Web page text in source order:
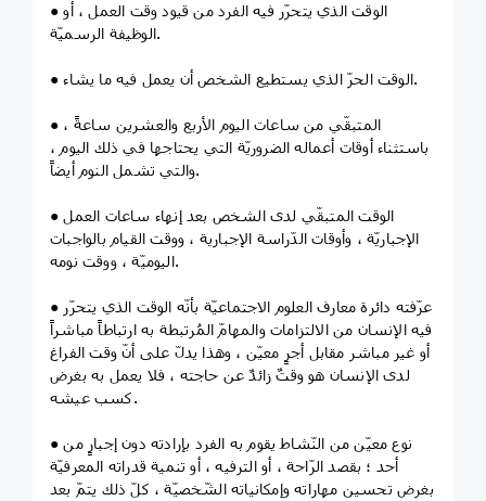
● الوقت الذي يتحرّر فيه الفرد من قيود وقت العمل ، أو
الوظيفة الرسميّة.
● الوقت الحرّ الذي يستطيع الشخص أن يعمل فيه ما يشاء.
● المتبقّي من ساعات اليوم الأربع والعشرين ساعةً ،
باستثناء أوقات أعماله الضروريّة التي يحتاجها في ذلك اليوم ،
والتي تشمل النوم أيضاً.
● الوقت المتبقّي لدى الشخص بعد إنهاء ساعات العمل
الإجباريّة ، وأوقات الدّراسة الإجبارية ، ووقت القيام بالواجبات
اليوميّة ، ووقت نومه.
● عرّفته دائرة معارف العلوم الاجتماعيّة بأنّه الوقت الذي يتحرّر
فيه الإنسان من الالتزامات والمهامّ المُرتبطة به ارتباطاً مباشراً
أو غير مباشر مقابل أجرٍ معيّن ، وهذا يدلّ على أنّ وقت الفراغ
لدى الإنسان هو وقتٌ زائدٌ عن حاجته ، فلا يعمل به بغرض
كسب عيشه.
● نوع معيّن من النّشاط يقوم به الفرد بإرادته دون إجبارٍ من
أحد ؛ بقصد الرّاحة ، أو الترفيه ، أو تنمية قدراته المعرفيّة
بغرض تحسين مهاراته وإمكانياته الشّخصيّة ، كلّ ذلك يتمّ بعد